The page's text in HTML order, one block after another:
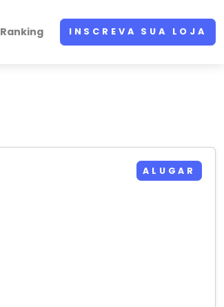
Ranking INSCREVA SUA LOJA
ALUGAR